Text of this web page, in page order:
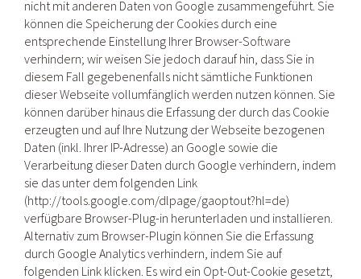
nicht mit anderen Daten von Google zusammengeführt. Sie
können die Speicherung der Cookies durch eine
entsprechende Einstellung Ihrer Browser-Software
verhindern; wir weisen Sie jedoch darauf hin, dass Sie in
diesem Fall gegebenenfalls nicht sämtliche Funktionen
dieser Webseite vollumfänglich werden nutzen können. Sie
können darüber hinaus die Erfassung der durch das Cookie
erzeugten und auf Ihre Nutzung der Webseite bezogenen
Daten (inkl. Ihrer IP-Adresse) an Google sowie die
Verarbeitung dieser Daten durch Google verhindern, indem
sie das unter dem folgenden Link
(http://tools.google.com/dlpage/gaoptout?hl=de)
verfügbare Browser-Plug-in herunterladen und installieren.
Alternativ zum Browser-Plugin können Sie die Erfassung
durch Google Analytics verhindern, indem Sie auf
folgenden Link klicken. Es wird ein Opt-Out-Cookie gesetzt,